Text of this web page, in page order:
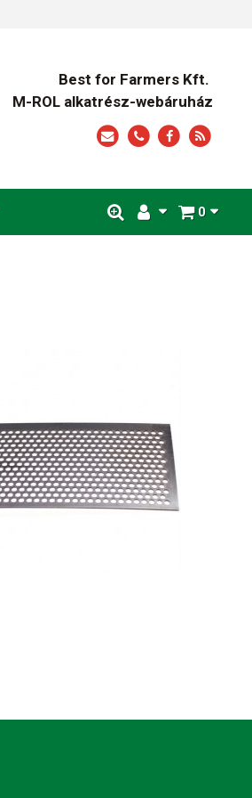
Best for Farmers Kft.
M-ROL alkatrész-webáruház
0